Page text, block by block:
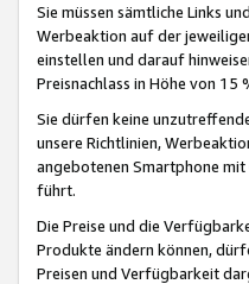
Sie müssen sämtliche Links
Werbeaktion auf der
einstellen und darauf
Preisnachlass in Höhe von
Sie dürfen keine
unsere Richtlinien,
angebotenen Smartphone
führt.
Die Preise und die
Produkte ändern können,
Preisen und Verfügbarkeit